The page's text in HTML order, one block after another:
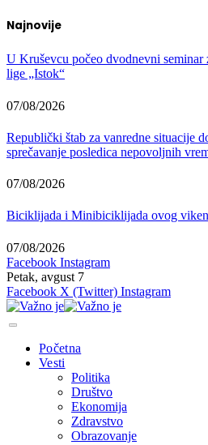
Najnovije
U Kruševcu počeo dvodnevni seminar
lige „Istok“
07/08/2026
Republički štab za vanredne situacije
sprečavanje posledica nepovoljnih
07/08/2026
Biciklijada i Minibiciklijada ovog
07/08/2026
Facebook Instagram
Petak, avgust 7
Facebook X (Twitter) Instagram
Početna
Vesti
Politika
Društvo
Ekonomija
Zdravstvo
Obrazovanje